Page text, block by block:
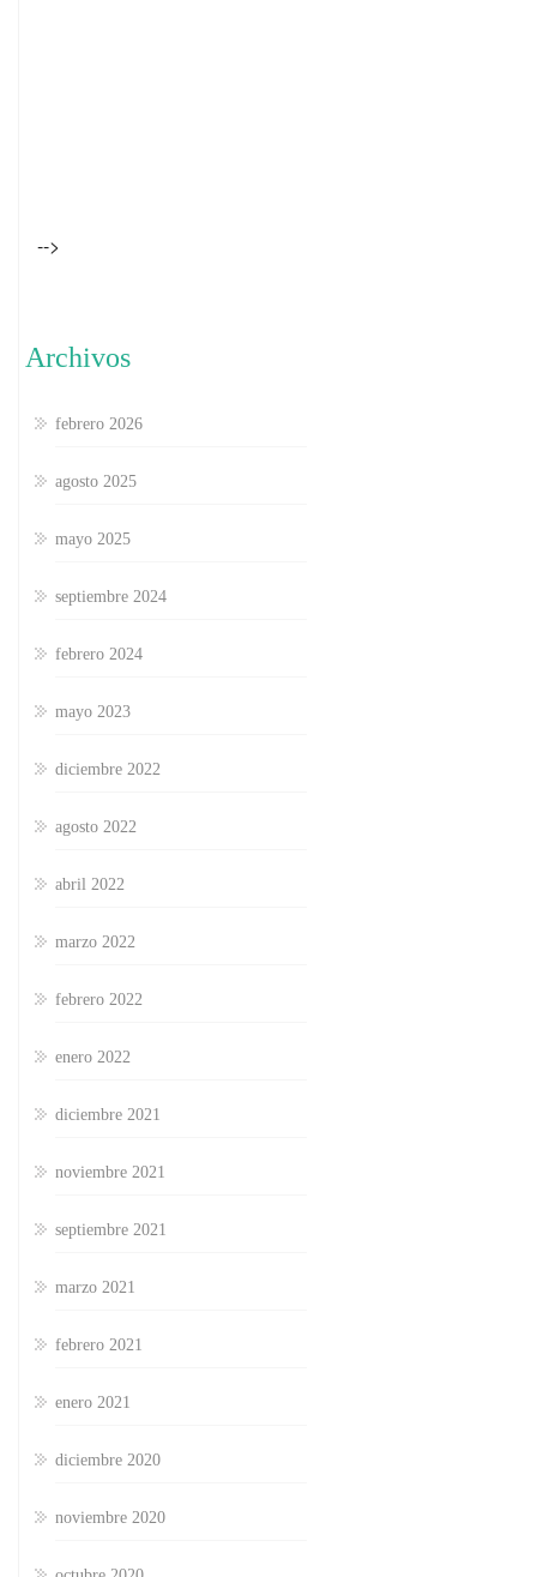
-->
Archivos
febrero 2026
agosto 2025
mayo 2025
septiembre 2024
febrero 2024
mayo 2023
diciembre 2022
agosto 2022
abril 2022
marzo 2022
febrero 2022
enero 2022
diciembre 2021
noviembre 2021
septiembre 2021
marzo 2021
febrero 2021
enero 2021
diciembre 2020
noviembre 2020